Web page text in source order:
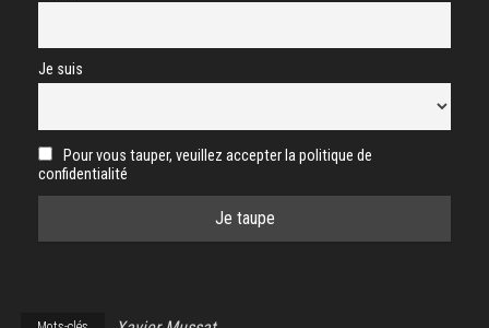
Je suis
Pour vous tauper, veuillez accepter la politique de
confidentialité